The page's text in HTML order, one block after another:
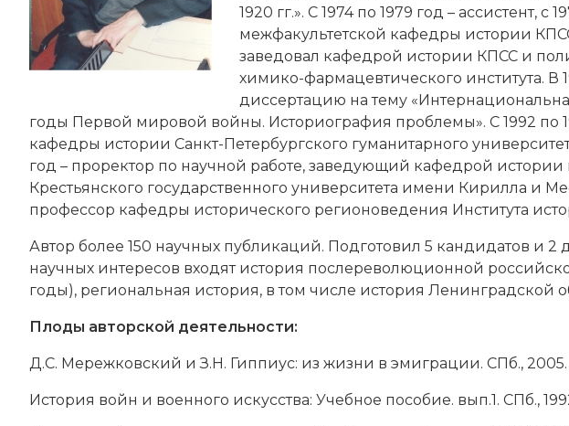
1920 гг.». С 1974 по 1979 год – ассистент, с
межфакультетской кафедры истории КПСС
заведовал кафедрой истории КПСС и
химико-фармацевтического института. В
диссертацию на тему
годы Первой мировой войны. Историография проблемы». С 1992 по
кафедры истории Санкт-Петербургского гуманитарного
год – проректор по научной работе, заведующий кафедрой истории
Крестьянского государственного университета имени Кирилла и
профессор кафедры исторического регионоведения Института
Автор более 150 научных публикаций. Подготовил 5 кандидатов и 2
научных интересов входят история послереволюционной
годы), региональная история, в том числе история Ленинградской
Плоды авторской деятельности:
Д.С. Мережковский и З.Н. Гиппиус: из жизни в эмиграции. СПб., 2005.
История войн и военного искусства: Учебное пособие. вып.1. СПб.,